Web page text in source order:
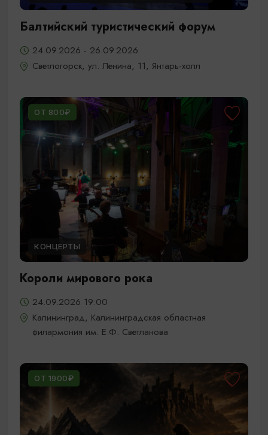
Балтийский туристический форум
24.09.2026 - 26.09.2026
Светлогорск, ул. Ленина, 11, Янтарь-холл
ОТ 800₽
КОНЦЕРТЫ
Короли мирового рока
24.09.2026 19:00
Калининград, Калининградская областная
филармония им. Е.Ф. Светланова
ОТ 1900₽